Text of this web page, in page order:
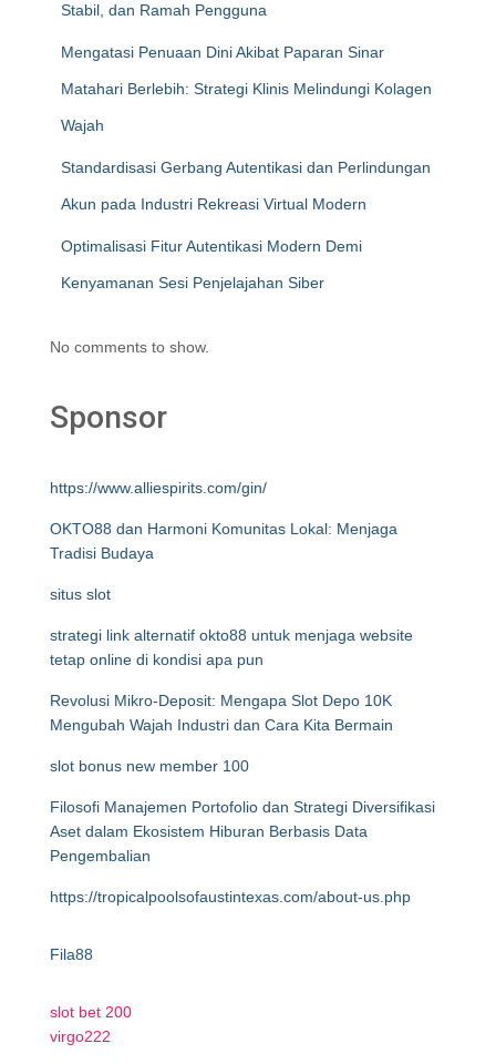
Stabil, dan Ramah Pengguna
Mengatasi Penuaan Dini Akibat Paparan Sinar
Matahari Berlebih: Strategi Klinis Melindungi Kolagen
Wajah
Standardisasi Gerbang Autentikasi dan Perlindungan
Akun pada Industri Rekreasi Virtual Modern
Optimalisasi Fitur Autentikasi Modern Demi
Kenyamanan Sesi Penjelajahan Siber
No comments to show.
Sponsor
https://www.alliespirits.com/gin/
OKTO88 dan Harmoni Komunitas Lokal: Menjaga
Tradisi Budaya
situs slot
strategi link alternatif okto88 untuk menjaga website
tetap online di kondisi apa pun
Revolusi Mikro-Deposit: Mengapa Slot Depo 10K
Mengubah Wajah Industri dan Cara Kita Bermain
slot bonus new member 100
Filosofi Manajemen Portofolio dan Strategi Diversifikasi
Aset dalam Ekosistem Hiburan Berbasis Data
Pengembalian
https://tropicalpoolsofaustintexas.com/about-us.php
Fila88
slot bet 200
virgo222